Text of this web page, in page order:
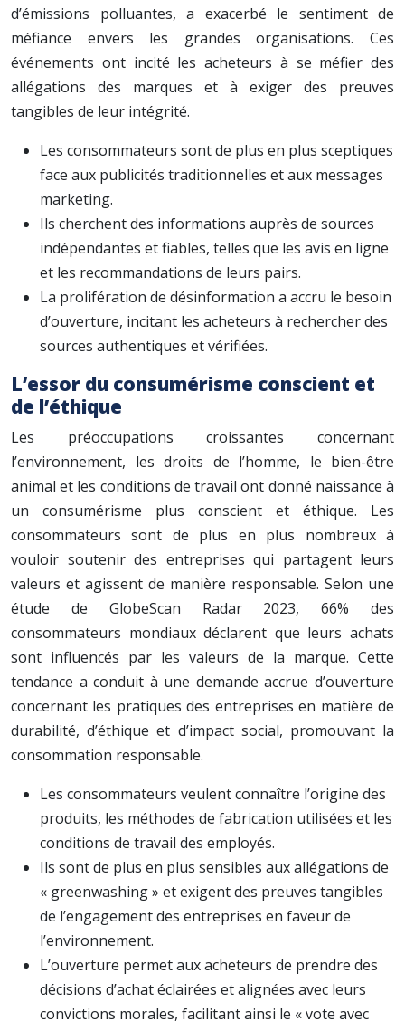
d’émissions polluantes, a exacerbé le sentiment de
méfiance envers les grandes organisations. Ces
événements ont incité les acheteurs à se méfier des
allégations des marques et à exiger des preuves
tangibles de leur intégrité.
Les consommateurs sont de plus en plus sceptiques
face aux publicités traditionnelles et aux messages
marketing.
Ils cherchent des informations auprès de sources
indépendantes et fiables, telles que les avis en ligne
et les recommandations de leurs pairs.
La prolifération de désinformation a accru le besoin
d’ouverture, incitant les acheteurs à rechercher des
sources authentiques et vérifiées.
L’essor du consumérisme conscient et
de l’éthique
Les préoccupations croissantes concernant
l’environnement, les droits de l’homme, le bien-être
animal et les conditions de travail ont donné naissance à
un consumérisme plus conscient et éthique. Les
consommateurs sont de plus en plus nombreux à
vouloir soutenir des entreprises qui partagent leurs
valeurs et agissent de manière responsable. Selon une
étude de GlobeScan Radar 2023, 66% des
consommateurs mondiaux déclarent que leurs achats
sont influencés par les valeurs de la marque. Cette
tendance a conduit à une demande accrue d’ouverture
concernant les pratiques des entreprises en matière de
durabilité, d’éthique et d’impact social, promouvant la
consommation responsable.
Les consommateurs veulent connaître l’origine des
produits, les méthodes de fabrication utilisées et les
conditions de travail des employés.
Ils sont de plus en plus sensibles aux allégations de
« greenwashing » et exigent des preuves tangibles
de l’engagement des entreprises en faveur de
l’environnement.
L’ouverture permet aux acheteurs de prendre des
décisions d’achat éclairées et alignées avec leurs
convictions morales, facilitant ainsi le « vote avec